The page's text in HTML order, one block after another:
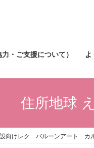
・ご支援について） よ
住所地球
向けレク バルーンアート カル